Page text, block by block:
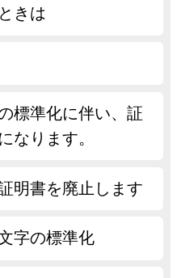
きは
標準化に伴い、証
なります。
明書を廃止します
字の標準化